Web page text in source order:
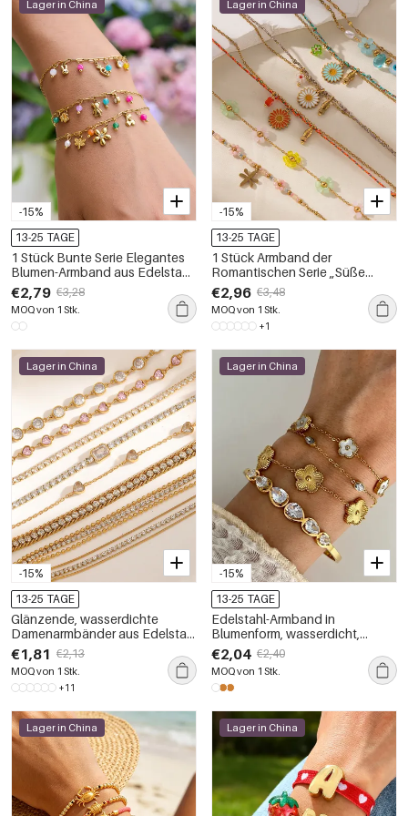
-15%
Lager in China
13-25 TAGE
1 Stück Bunte Serie Elegantes
Blumen-Armband aus Edelstahl,
wasserdicht, goldfarben,
Damen-Charm-Armband
€2,79 €3,28
MOQ von 1 Stk.
-15%
Lager in China
13-25 TAGE
1 Stück Armband der
Romantischen Serie „Süße
Blume“, Edelstahl, wasserdicht,
goldfarben, geflochten
€2,96 €3,48
MOQ von 1 Stk.
+1
-15%
Lager in China
13-25 TAGE
Glänzende, wasserdichte
Damenarmbänder aus Edelstahl
in Goldfarbe mit Strasssteinen
€1,81 €2,13
MOQ von 1 Stk.
+11
-15%
Lager in China
13-25 TAGE
Edelstahl-Armband in
Blumenform, wasserdicht,
goldfarben mit Strasssteinen
€2,04 €2,40
MOQ von 1 Stk.
Lager in China Lager in China